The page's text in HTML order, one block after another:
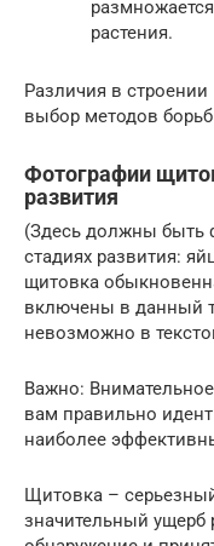
растения.
Различия в
выбор методов
Фотографии
развития
(Здесь должны быть
стадиях развития:
щитовка
включены в данный
невозможно в
Важно:
вам правильно
наиболее
Щитовка –
значительный ущерб